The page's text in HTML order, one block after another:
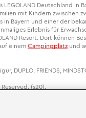
Deutschland in
mit Kindern zwischen
in Bayern und einer der
Erlebnis für
Resort. Dort können
einem Campingplatz und
FRIENDS,
(s20).